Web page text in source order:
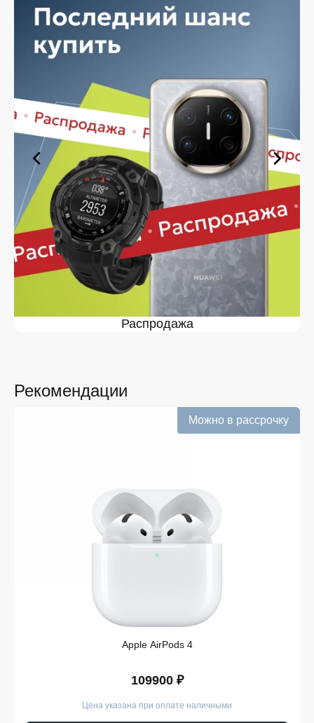
ваш товар быстро — независимо от объема, с
возможностью выполнить бесплатную доставку.
Планируете покупку в рассрочку? У нас есть такая
услуга. Мы предлагаем удобные условия оплаты,
выберите нужную позицию, добавьте в корзину и
оформите заявку — купить Выпрямители для волос в
Железногорске вы сможете в кратчайшие сроки.
Ассортимент Выпрямители для
волос в магазине iSpace в
Железногорске
На нашей торговой платформе представлен широкий
выбор продукции. Среди ассортимента, как новинки
рынка, так и проверенные временем модели. Каждый
продукт в каталоге соответствует стандартам
качества. Вы можете выбрать и заказать
Выпрямители для волос в Железногорске в удобной
конфигурации и с доступной ценой.
Мы постоянно обновляем ассортимент, отслеживаем
наличие, поддерживаем актуальность информации,
касающейся цен и наличия. Благодаря этому клиенты
следим за новинками рынка и оперативно
добавляем их в каталог.
Подтверждённое наличие на складе.
Информация о наличии обновляется в режиме
прозрачны и соответствуют итоговой сумме при
оформлении заказа.
Удобная оплата с возможностью оформлять
покупки по всем ассортиментам с рассрочкой.
При необходимости можно уточнить детали по
Курьерская служба работает ежедневно и
доставляет заказы по всему ассортименту
получите именно тот продукт, который был указан в
официальной гарантией.
Распродажа
Рекомендации
Можно в рассрочку
Apple AirPods 4
109900 ₽
Цена указана при оплате наличными